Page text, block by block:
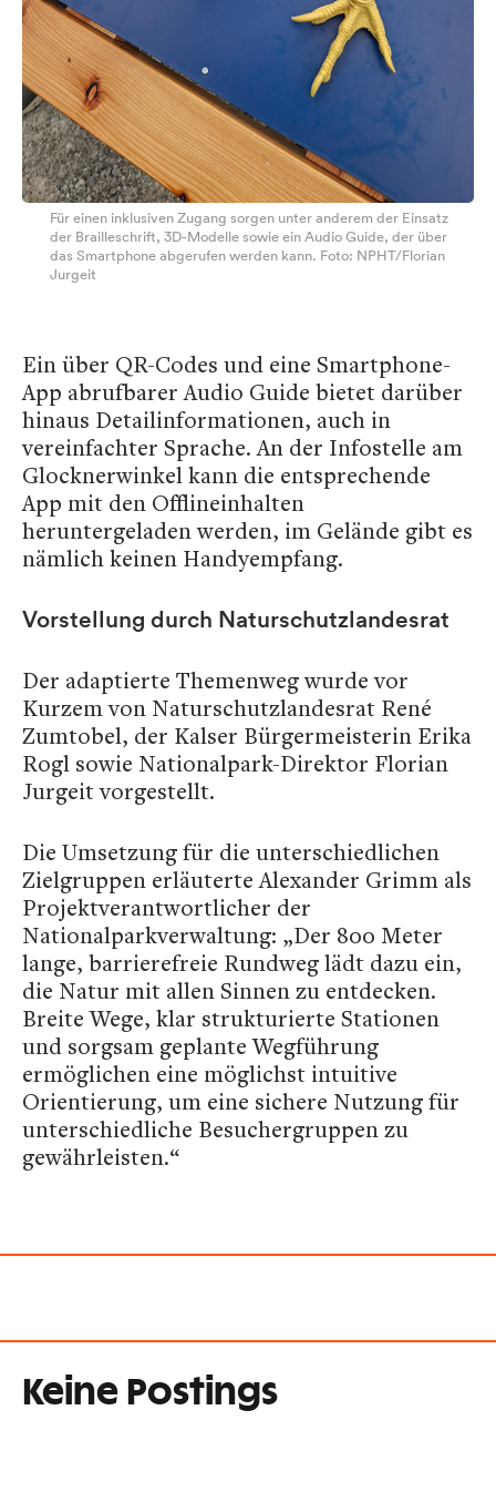
Für einen inklusiven Zugang sorgen unter anderem der Einsatz
der Brailleschrift, 3D-Modelle sowie ein Audio Guide, der über
das Smartphone abgerufen werden kann. Foto: NPHT/Florian
Jurgeit
Ein über QR-Codes und eine Smartphone-
App abrufbarer Audio Guide bietet darüber
hinaus Detailinformationen, auch in
vereinfachter Sprache. An der Infostelle am
Glocknerwinkel kann die entsprechende
App mit den Offlineinhalten
heruntergeladen werden, im Gelände gibt es
nämlich keinen Handyempfang.
Vorstellung durch Naturschutzlandesrat
Der adaptierte Themenweg wurde vor
Kurzem von Naturschutzlandesrat René
Zumtobel, der Kalser Bürgermeisterin Erika
Rogl sowie Nationalpark-Direktor Florian
Jurgeit vorgestellt.
Die Umsetzung für die unterschiedlichen
Zielgruppen erläuterte Alexander Grimm als
Projektverantwortlicher der
Nationalparkverwaltung: „Der 800 Meter
lange, barrierefreie Rundweg lädt dazu ein,
die Natur mit allen Sinnen zu entdecken.
Breite Wege, klar strukturierte Stationen
und sorgsam geplante Wegführung
ermöglichen eine möglichst intuitive
Orientierung, um eine sichere Nutzung für
unterschiedliche Besuchergruppen zu
gewährleisten.“
Keine Postings